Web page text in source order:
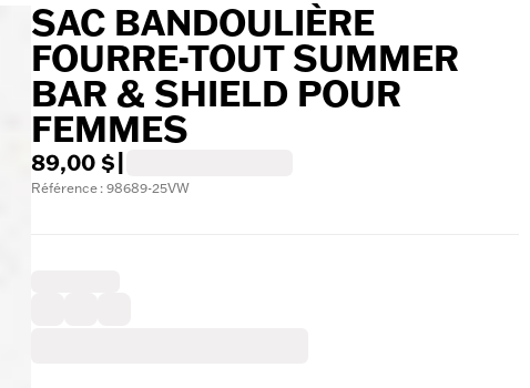
SAC BANDOULIÈRE
FOURRE-TOUT SUMMER
BAR & SHIELD POUR
FEMMES
89,00 $
Référence : 98689-25VW